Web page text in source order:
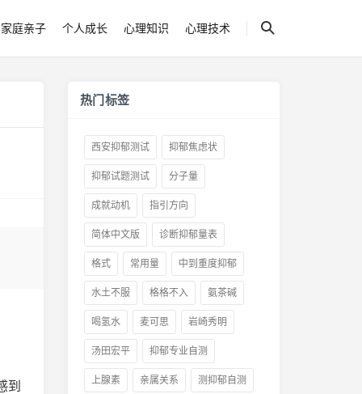
家庭亲子 个人成长 心理知识 心理技术
到
热门标签
西安抑郁测试 抑郁焦虑状
抑郁试题测试 分子量
成就动机 指引方向
简体中文版 诊断抑郁量表
格式 常用量 中到重度抑郁
水土不服 格格不入 氨茶碱
喝氢水 麦可思 岩崎秀明
汤田宏平 抑郁专业自测
上腺素 亲属关系 测抑郁自测